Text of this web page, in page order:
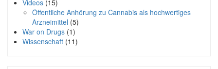
Videos (15)
Öffentliche Anhörung zu Cannabis als hochwertiges
Arzneimittel (5)
War on Drugs (1)
Wissenschaft (11)